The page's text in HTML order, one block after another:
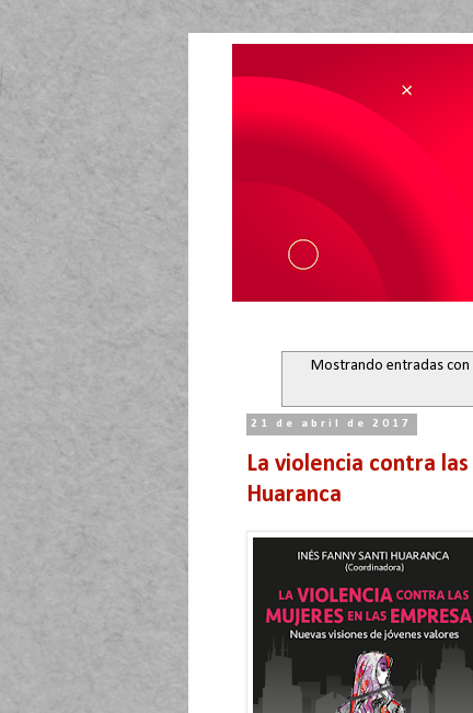
Mostrando entradas con
21 de abril de 2017
La violencia contra
Huaranca